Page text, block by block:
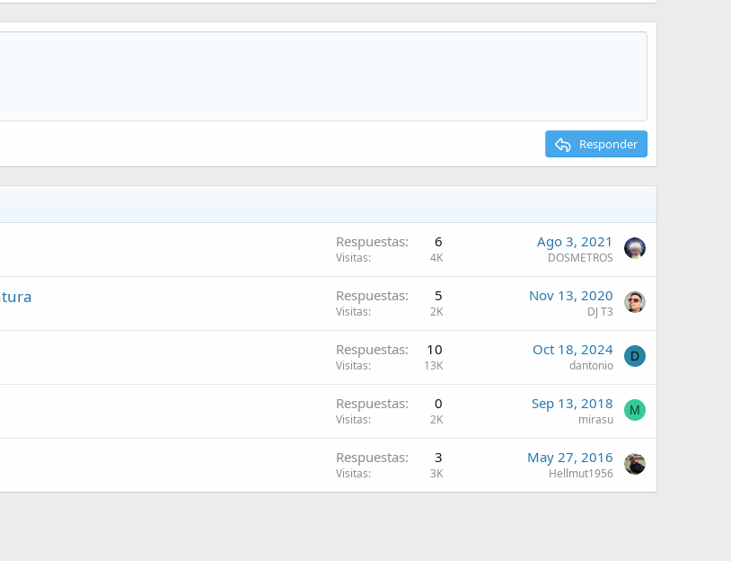
Responder
Respuestas 6
Visitas 4K
Ago 3, 2021
DOSMETROS
Respuestas 5
Visitas 2K
Nov 13, 2020
DJ T3
Respuestas 10
Visitas 13K
Oct 18, 2024
dantonio
D
Respuestas 0
Visitas 2K
Sep 13, 2018
mirasu
M
Respuestas 3
Visitas 3K
May 27, 2016
Hellmut1956